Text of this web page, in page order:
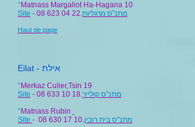
° Matnass Margaliot Ha-Hagana 10
Site - 08 623 04 22.מתנ"ס מרגליות
Haut de page
Eilat - אילת
° Merkaz Culier,Tsin 19
Site - 08 633 10 18.מתנ”ס קולייר
° Matnass Rubin
Site - 08 630 17 10.מתנ"ס בית רובין